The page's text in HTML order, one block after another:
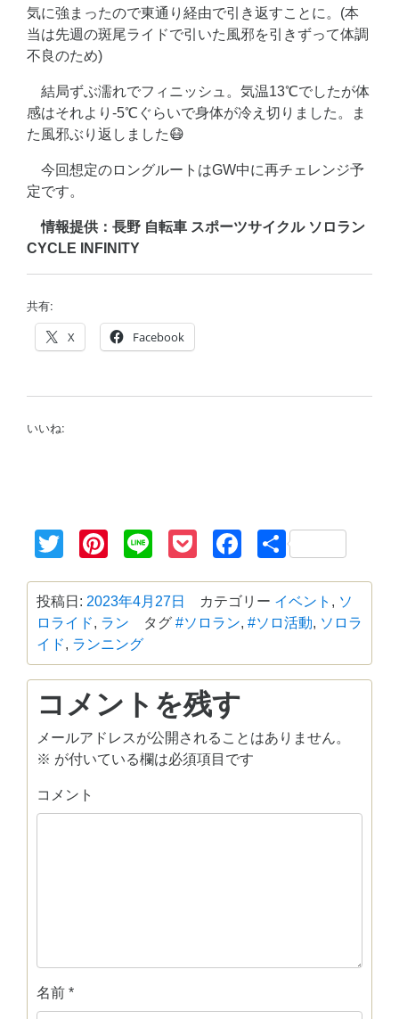
気に強まったので東通り経由で引き返すことに。(本
当は先週の斑尾ライドで引いた風邪を引きずって体調
不良のため)
結局ずぶ濡れでフィニッシュ。気温13℃でしたが体
感はそれより-5℃ぐらいで身体が冷え切りました。ま
た風邪ぶり返しました😷
今回想定のロングルートはGW中に再チェレンジ予
定です。
情報提供：長野 自転車 スポーツサイクル ソロラン
CYCLE INFINITY
共有:
X Facebook
いいね:
TwitterPinterest
Line PocketFacebook
共
投稿日: 2023年4月27日 カテゴリー イベント , ソ
ロライド, ラン タグ #ソロラン, #ソロ活動, ソロラ
イド, ランニング
コメントを残す
メールアドレスが公開されることはありません。
※ が付いている欄は必須項目です
コメント
名前 *